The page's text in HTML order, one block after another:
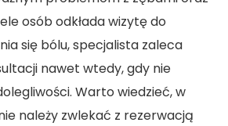
osób odkłada wizytę do
się bólu, specjalista zaleca
nawet wtedy, gdy nie
Warto wiedzieć, w
należy zwlekać z rezerwacją